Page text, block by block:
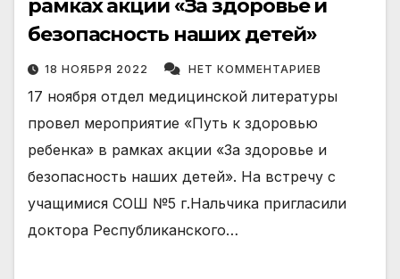
рамках акции «За здоровье и
безопасность наших детей»
18 НОЯБРЯ 2022 НЕТ КОММЕНТАРИЕВ
17 ноября отдел медицинской литературы
провел мероприятие «Путь к здоровью
ребенка» в рамках акции «За здоровье и
безопасность наших детей». На встречу с
учащимися СОШ №5 г.Нальчика пригласили
доктора Республиканского…